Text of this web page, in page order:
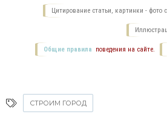
Цитирование статьи, картинки - фото
Общие правила поведения на сайте.
СТРОИМ ГОРОД